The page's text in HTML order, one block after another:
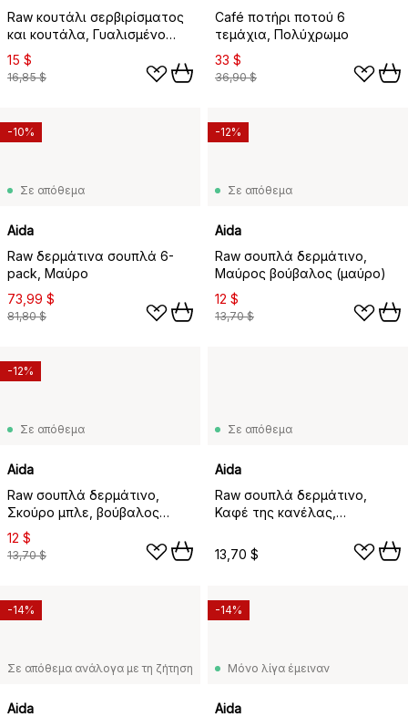
Raw κουτάλι σερβιρίσματος
και κουτάλα, Γυαλισμένο
ανοξείδωτο ατσάλι
15 $
16,85 $
Café ποτήρι ποτού 6
τεμάχια, Πολύχρωμο
33 $
36,90 $
Σε απόθεμα
Aida
Raw δερμάτινα σουπλά 6-
pack, Μαύρο
73,99 $
81,80 $
-10%
Σε απόθεμα
Aida
Raw σουπλά δερμάτινο,
Μαύρος βούβαλος (μαύρο)
12 $
13,70 $
-12%
Σε απόθεμα
Aida
Raw σουπλά δερμάτινο,
Σκούρο μπλε, βούβαλος
(σκούρο μπλε)
12 $
13,70 $
-12%
Σε απόθεμα
Aida
Raw σουπλά δερμάτινο,
Καφέ της κανέλας,
13,70 $
Σε απόθεμα ανάλογα με τη ζήτηση
Aida
-14%
Μόνο λίγα έμειναν
Aida
-14%